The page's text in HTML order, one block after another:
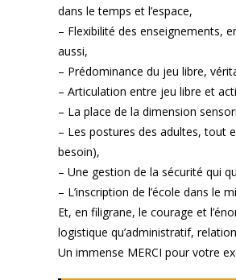
dans le temps et l’espace,
– Flexibilité des enseignements,
aussi,
– Prédominance du jeu libre,
– Articulation entre jeu libre et
– La place de la dimension
– Les postures des adultes, tout
besoin),
– Une gestion de la sécurité qui
– L’inscription de l’école dans le
Et, en filigrane, le courage et
logistique qu’administratif,
Un immense MERCI pour votre